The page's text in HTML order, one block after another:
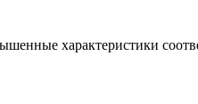
характеристики